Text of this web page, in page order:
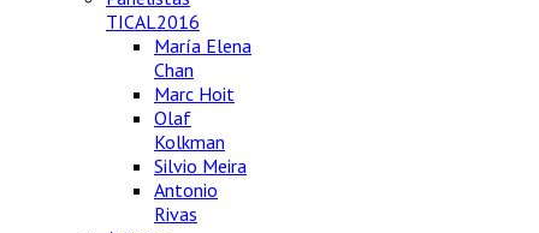
TICAL2016
María Elena
Chan
Marc Hoit
Olaf
Kolkman
Silvio Meira
Antonio
Rivas